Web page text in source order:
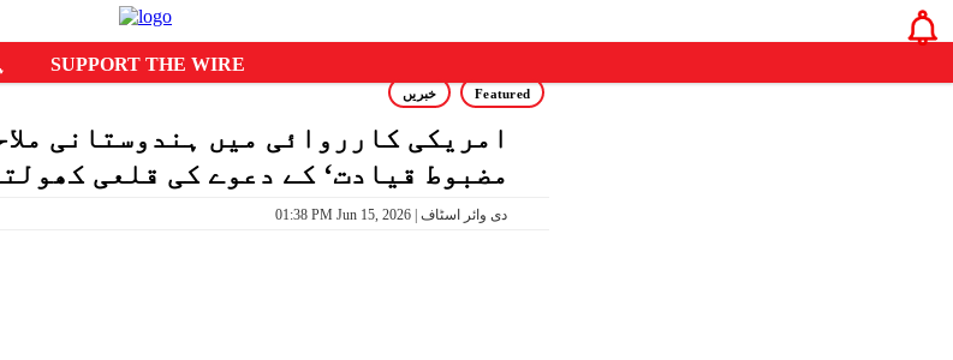
SUPPORT THE WIRE
Featured خبریں
امریکی کارروائی میں ہندوستانی
مضبوط قیادت‘ کے دعوے کی قلعی
01:38 PM Jun 15, 2026 | دی وائر اسٹاف